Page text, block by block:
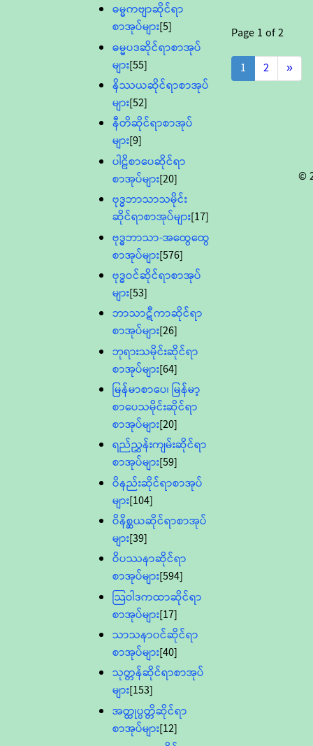
ဓမ္မကဗျာဆိုင်ရာ
စာအုပ်များ[5]
ဓမ္မပဒဆိုင်ရာစာအုပ်
များ[55]
နိဿယဆိုင်ရာစာအုပ်
များ[52]
နီတိဆိုင်ရာစာအုပ်
များ[9]
ပါဠိစာပေဆိုင်ရာ
စာအုပ်များ[20]
ဗုဒ္ဓဘာသာသမိုင်း
ဆိုင်ရာစာအုပ်များ[17]
ဗုဒ္ဓဘာသာ-အထွေထွေ
စာအုပ်များ[576]
ဗုဒ္ဓဝင်ဆိုင်ရာစာအုပ်
များ[53]
ဘာသာဋီကာဆိုင်ရာ
စာအုပ်များ[26]
ဘုရားသမိုင်းဆိုင်ရာ
စာအုပ်များ[64]
မြန်မာစာပေ၊ မြန်မာ့
စာပေသမိုင်းဆိုင်ရာ
စာအုပ်များ[20]
ရည်ညွှန်းကျမ်းဆိုင်ရာ
စာအုပ်များ[59]
ဝိနည်းဆိုင်ရာစာအုပ်
များ[104]
ဝိနိစ္ဆယဆိုင်ရာစာအုပ်
များ[39]
ဝိပဿနာဆိုင်ရာ
စာအုပ်များ[594]
သြဝါဒကထာဆိုင်ရာ
စာအုပ်များ[17]
သာသနာ၀င်ဆိုင်ရာ
စာအုပ်များ[40]
သုတ္တန်ဆိုင်ရာစာအုပ်
များ[153]
အတ္ထုပ္ပတ္တိဆိုင်ရာ
စာအုပ်များ[12]
Page1 of2
1
2 »
©